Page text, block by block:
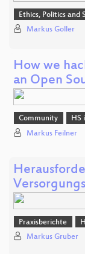
Ethics, Politics and
Markus Goller
How we
an Open
Community HS
Markus Feilner
Praxisberichte
Markus Gruber